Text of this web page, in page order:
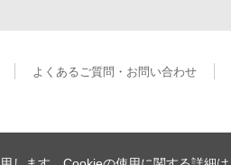
よくあるご質問・お問い合わせ